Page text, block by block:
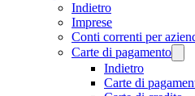
Indietro
Imprese
Conti correnti per
Carte di pagamento
Indietro
Carte di